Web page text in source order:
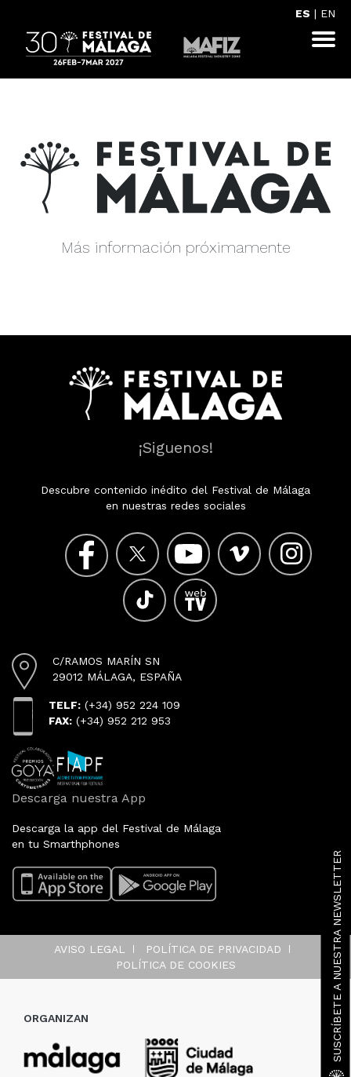
SUSCRÍBETE A NUESTRA NEWSLETTER
ES | EN
Más información próximamente
¡Siguenos!
Descubre contenido inédito del Festival de Málaga
en nuestras redes sociales
C/RAMOS MARÍN SN
29012 MÁLAGA, ESPAÑA
TELF: (+34) 952 224 109
FAX: (+34) 952 212 953
Descarga nuestra App
Descarga la app del Festival de Málaga
en tu Smarthphones
AVISO LEGAL
POLÍTICA DE PRIVACIDAD
POLÍTICA DE COOKIES
ORGANIZAN